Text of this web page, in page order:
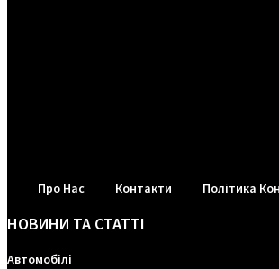
Про Нас Контакти Політика
НОВИНИ ТА СТАТТІ
Автомобілі